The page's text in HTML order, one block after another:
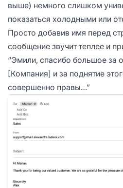
выше) немного слишком
показаться холодными или
Просто добавив имя перед
сообщение звучит теплее и
“Эмили, спасибо большое за
[Компания] и за поднятие
совершенно правы…”